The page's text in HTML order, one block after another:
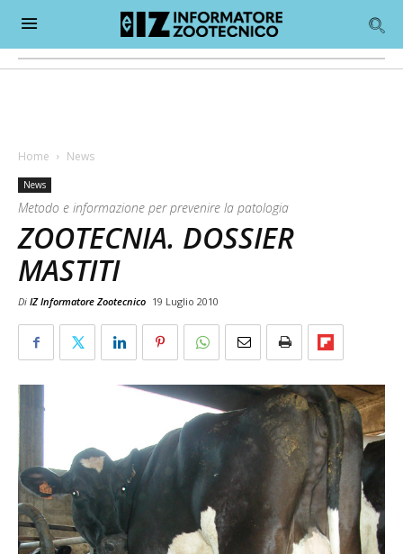
Home News
News
Metodo e informazione per prevenire la patologia
ZOOTECNIA. DOSSIER
MASTITI
Di IZ Informatore Zootecnico 19 Luglio 2010